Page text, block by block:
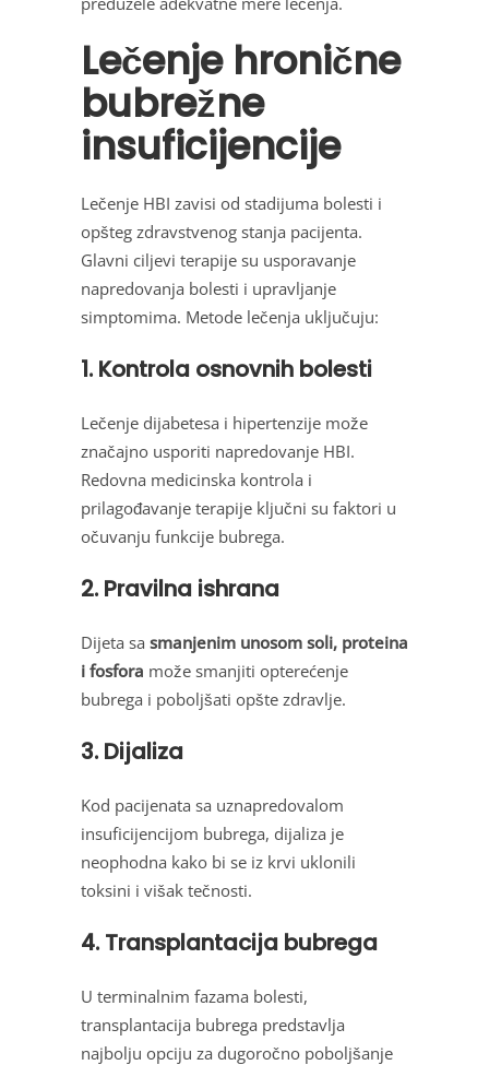
Lečenje hronične
bubrežne
insuficijencije
Lečenje HBI zavisi od stadijuma bolesti i
opšteg zdravstvenog stanja pacijenta.
Glavni ciljevi terapije su usporavanje
napredovanja bolesti i upravljanje
simptomima. Metode lečenja uključuju:
1. Kontrola osnovnih bolesti
Lečenje dijabetesa i hipertenzije može
značajno usporiti napredovanje HBI.
Redovna medicinska kontrola i
prilagođavanje terapije ključni su faktori u
očuvanju funkcije bubrega.
2. Pravilna ishrana
Dijeta sa smanjenim unosom soli, proteina
i fosfora može smanjiti opterećenje
bubrega i poboljšati opšte zdravlje.
3. Dijaliza
Kod pacijenata sa uznapredovalom
insuficijencijom bubrega, dijaliza je
neophodna kako bi se iz krvi uklonili
toksini i višak tečnosti.
4. Transplantacija bubrega
U terminalnim fazama bolesti,
transplantacija bubrega predstavlja
najbolju opciju za dugoročno poboljšanje